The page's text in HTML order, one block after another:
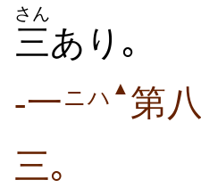
三
さん
あり｡
-一ニハ ▲ 第
三｡